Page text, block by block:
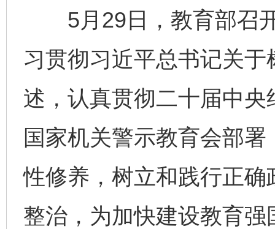
5月29日，教育部召开
习贯彻习近平总书记关
述，认真贯彻二十届中
国家机关警示教育会部
性修养，树立和践行正
整治，为加快建设教育